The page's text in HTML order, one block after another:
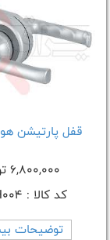
قفل پارتیشن
کد کالا : QFH004
توضیحات